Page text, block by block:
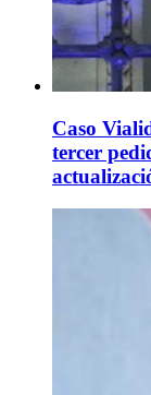
Caso
tercer